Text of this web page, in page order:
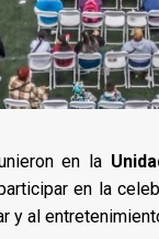
en la
en la
y al